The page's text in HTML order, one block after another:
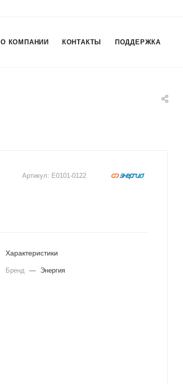
О КОМПАНИИ КОНТАКТЫ ПОДДЕРЖКА
Артикул: Е0101-0122
Характеристики
Бренд — Энергия